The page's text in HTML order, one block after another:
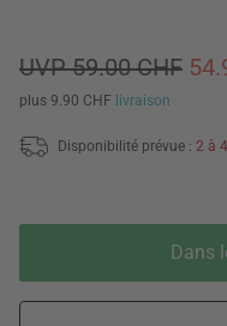
UVP 59.00 CHF
plus 9.90 CHF livraison
Disponibilité prévue : 2 à
Dans